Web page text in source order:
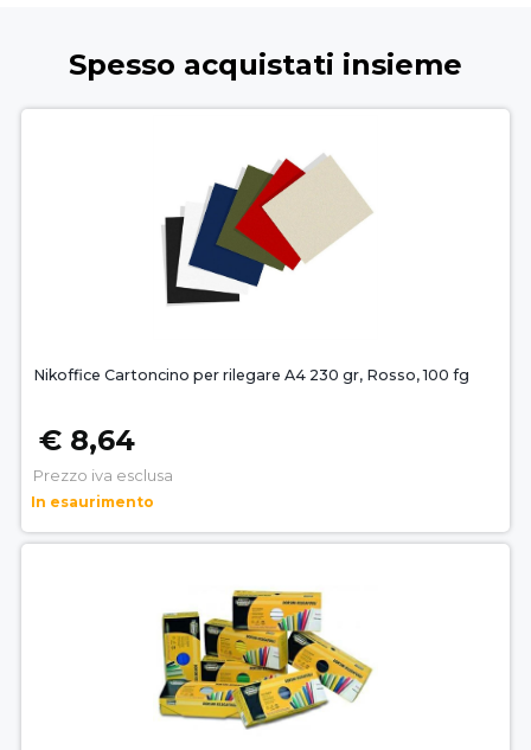
Spesso acquistati insieme
Nikoffice Cartoncino per rilegare A4 230 gr, Rosso, 100 fg
€ 8,64
Prezzo iva esclusa
In esaurimento